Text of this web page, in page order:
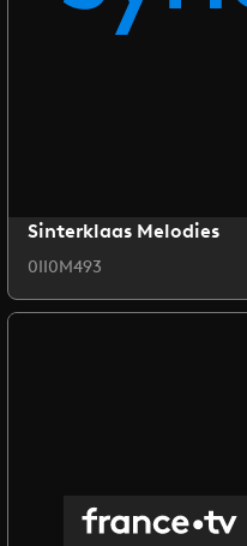
Sinterklaas Melodies
0II0M493